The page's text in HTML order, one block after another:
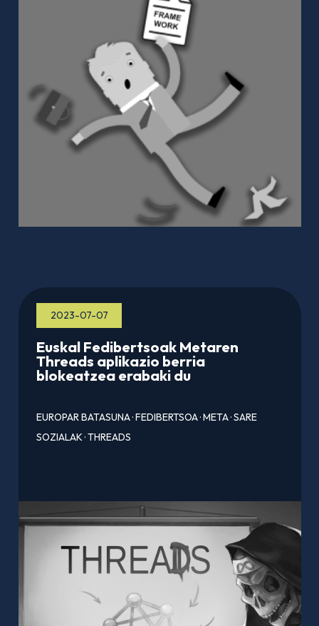
2023-07-07
Euskal Fedibertsoak Metaren
Threads aplikazio berria
blokeatzea erabaki du
EUROPAR BATASUNA·FEDIBERTSOA·META·SARE
SOZIALAK·THREADS